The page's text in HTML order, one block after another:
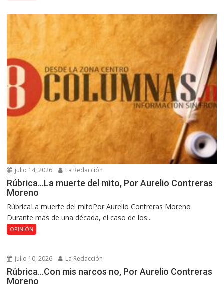
julio 14, 2026 La Redacción
Rúbrica…La muerte del mito, Por Aurelio Contreras
Moreno
RúbricaLa muerte del mitoPor Aurelio Contreras Moreno
Durante más de una década, el caso de los...
OPINIÓN
julio 10, 2026 La Redacción
Rúbrica…Con mis narcos no, Por Aurelio Contreras
Moreno